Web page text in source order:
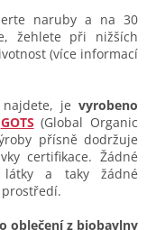
naruby a na 30
žehlete při nižších
(více informací
je vyrobeno
GOTS (Global Organic
přísně dodržuje
certifikace. Žádné
látky a taky žádné
oblečení z biobavlny